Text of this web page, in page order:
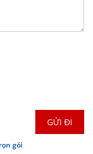
gói